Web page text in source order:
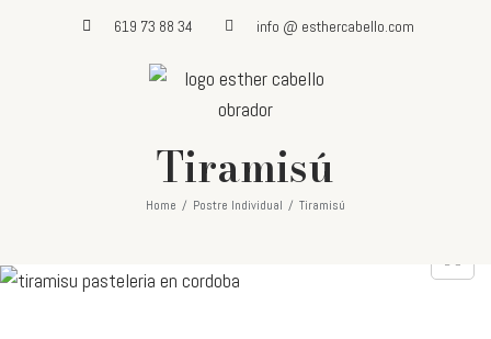
619 73 88 34 info @ esthercabello.com
Tiramisú
Home / Postre Individual / Tiramisú